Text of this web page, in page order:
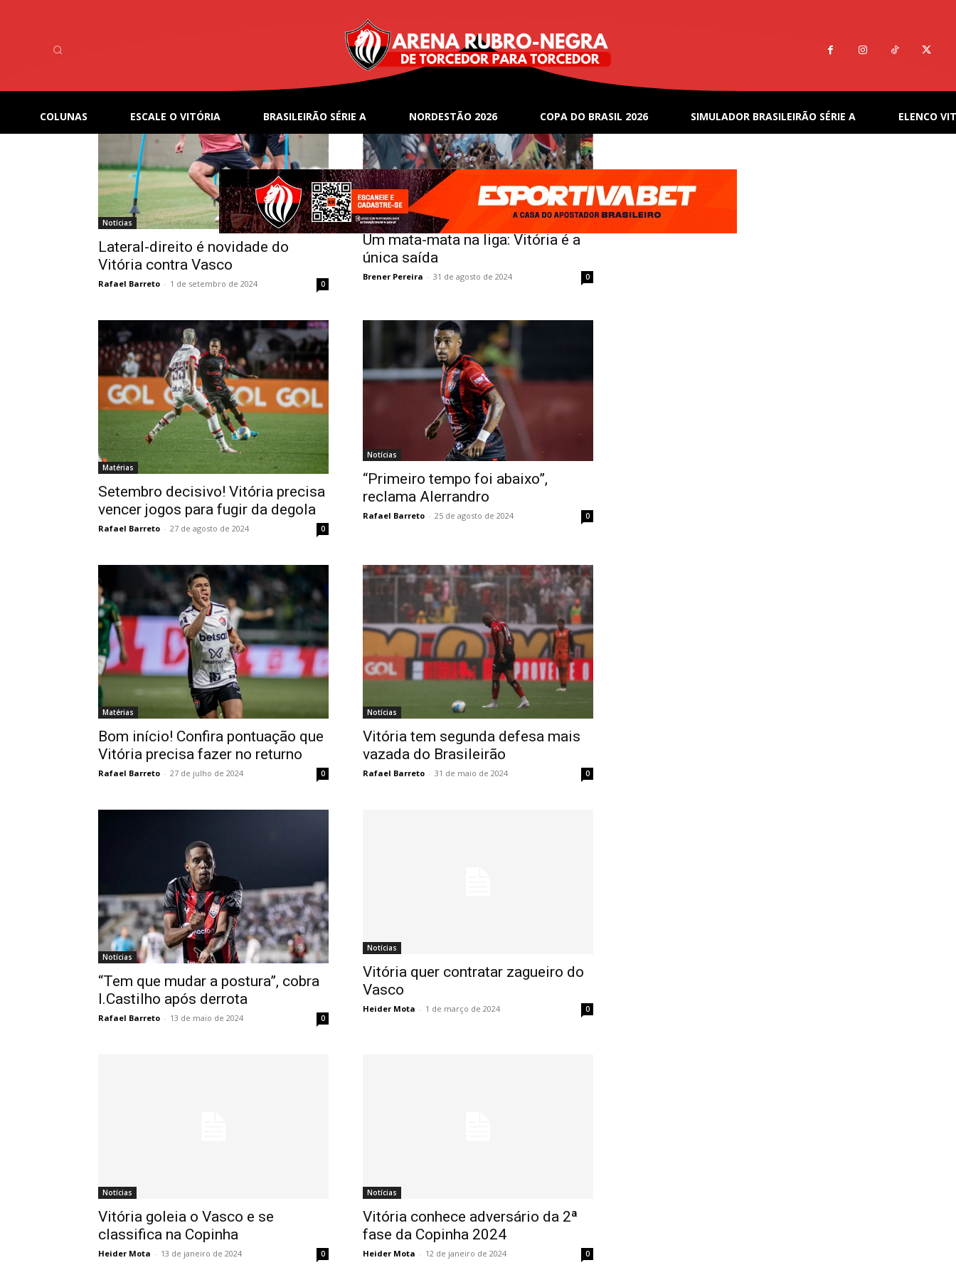
COLUNAS ESCALE O VITÓRIA BRASILEIRÃO SÉRIE A NORDESTÃO 2026 COPA DO BRASIL 2026 SIMULADOR BRASILEIRÃO SÉRIE A ELENCO
Notícias
Lateral-direito é novidade do
Vitória contra Vasco
Rafael Barreto - 1 de setembro de 2024 0
Pré-jogos
Um mata-mata na liga: Vitória é a
única saída
Brener Pereira - 31 de agosto de 2024 0
Matérias
Setembro decisivo! Vitória precisa
vencer jogos para fugir da degola
Rafael Barreto - 27 de agosto de 2024 0
Notícias
“Primeiro tempo foi abaixo”,
reclama Alerrandro
Rafael Barreto - 25 de agosto de 2024 0
Matérias
Bom início! Confira pontuação que
Vitória precisa fazer no returno
Rafael Barreto - 27 de julho de 2024 0
Notícias
Vitória tem segunda defesa mais
vazada do Brasileirão
Rafael Barreto - 31 de maio de 2024 0
Notícias
“Tem que mudar a postura”, cobra
I.Castilho após derrota
Rafael Barreto - 13 de maio de 2024 0
Notícias
Vitória quer contratar zagueiro do
Vasco
Heider Mota - 1 de março de 2024 0
Notícias
Vitória goleia o Vasco e se
classifica na Copinha
Heider Mota - 13 de janeiro de 2024 0
Notícias
Vitória conhece adversário da 2ª
fase da Copinha 2024
Heider Mota - 12 de janeiro de 2024 0